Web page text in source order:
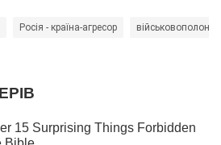
Росія - країна-агресор